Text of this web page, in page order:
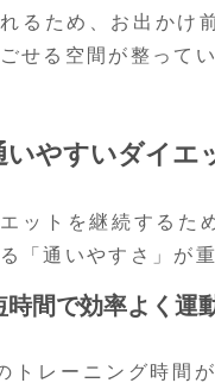
るため、お出かけ
せる空間が整ってい
いやすいダイエ
ットを継続するた
「通いやすさ」が重
時間で効率よく運
トレーニング時間